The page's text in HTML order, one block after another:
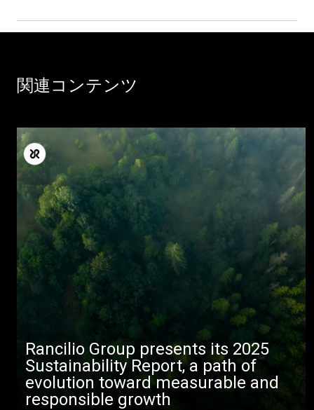
関連コンテンツ
Rancilio Group presents its 2025
Sustainability Report, a path of
evolution toward measurable and
responsible growth